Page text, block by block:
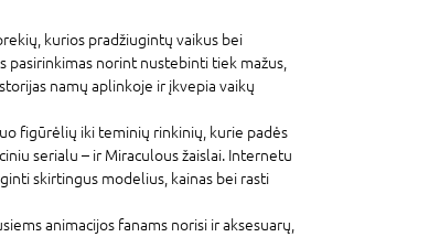
kurios pradžiugintų vaikus bei
norint nustebinti tiek mažus,
namų aplinkoje ir įkvepia vaikų
figūrėlių iki teminių rinkinių, kurie padės
serialu – ir Miraculous žaislai. Internetu
skirtingus modelius, kainas bei rasti
animacijos fanams norisi ir aksesuarų,